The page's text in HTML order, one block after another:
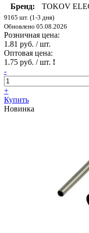
Бренд:
TOKOV
9165 шт. (1-3 дня)
Обновлено 05.08.2026
Розничная цена:
1.81 руб. / шт.
Оптовая цена:
1.75 руб. / шт. !
-
+
Купить
Новинка